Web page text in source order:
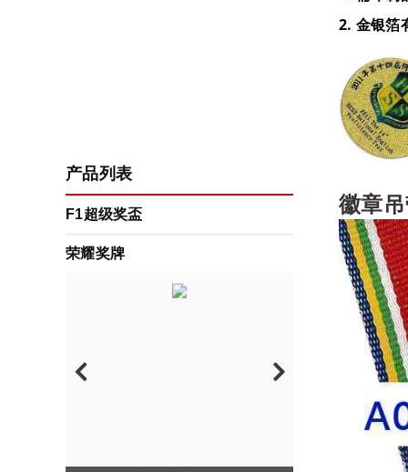
产品列表
F1超级奖盃
荣耀奖牌
2. 金银箔
徽章